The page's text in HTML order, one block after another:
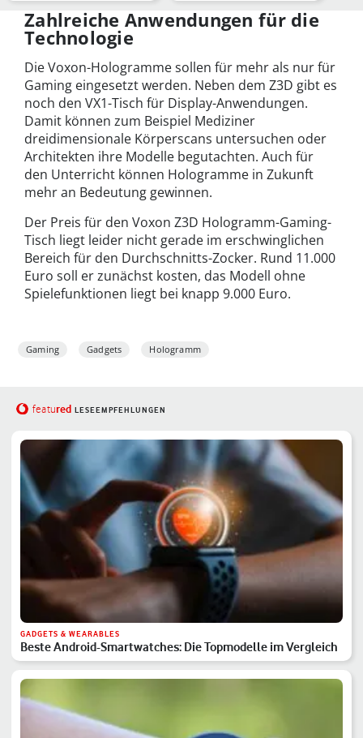
of Persia
Zahlreiche Anwendungen für die
Technologie
Die Voxon-Hologramme sollen für mehr als nur für
Gaming eingesetzt werden. Neben dem Z3D gibt es
noch den VX1-Tisch für Display-Anwendungen.
Damit können zum Beispiel Mediziner
dreidimensionale Körperscans untersuchen oder
Architekten ihre Modelle begutachten. Auch für
den Unterricht können Hologramme in Zukunft
mehr an Bedeutung gewinnen.
Der Preis für den Voxon Z3D Hologramm-Gaming-
Tisch liegt leider nicht gerade im erschwinglichen
Bereich für den Durchschnitts-Zocker. Rund 11.000
Euro soll er zunächst kosten, das Modell ohne
Spielefunktionen liegt bei knapp 9.000 Euro.
Gaming Gadgets Hologramm
featured LESEEMPFEHLUNGEN
GADGETS & WEARABLES
Beste Android-Smartwatches: Die Topmodelle im Vergleich